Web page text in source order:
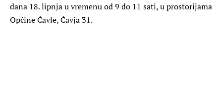
dana 18. lipnja u vremenu od 9 do 11 sati, u prostorijama
Općine Čavle, Čavja 31.